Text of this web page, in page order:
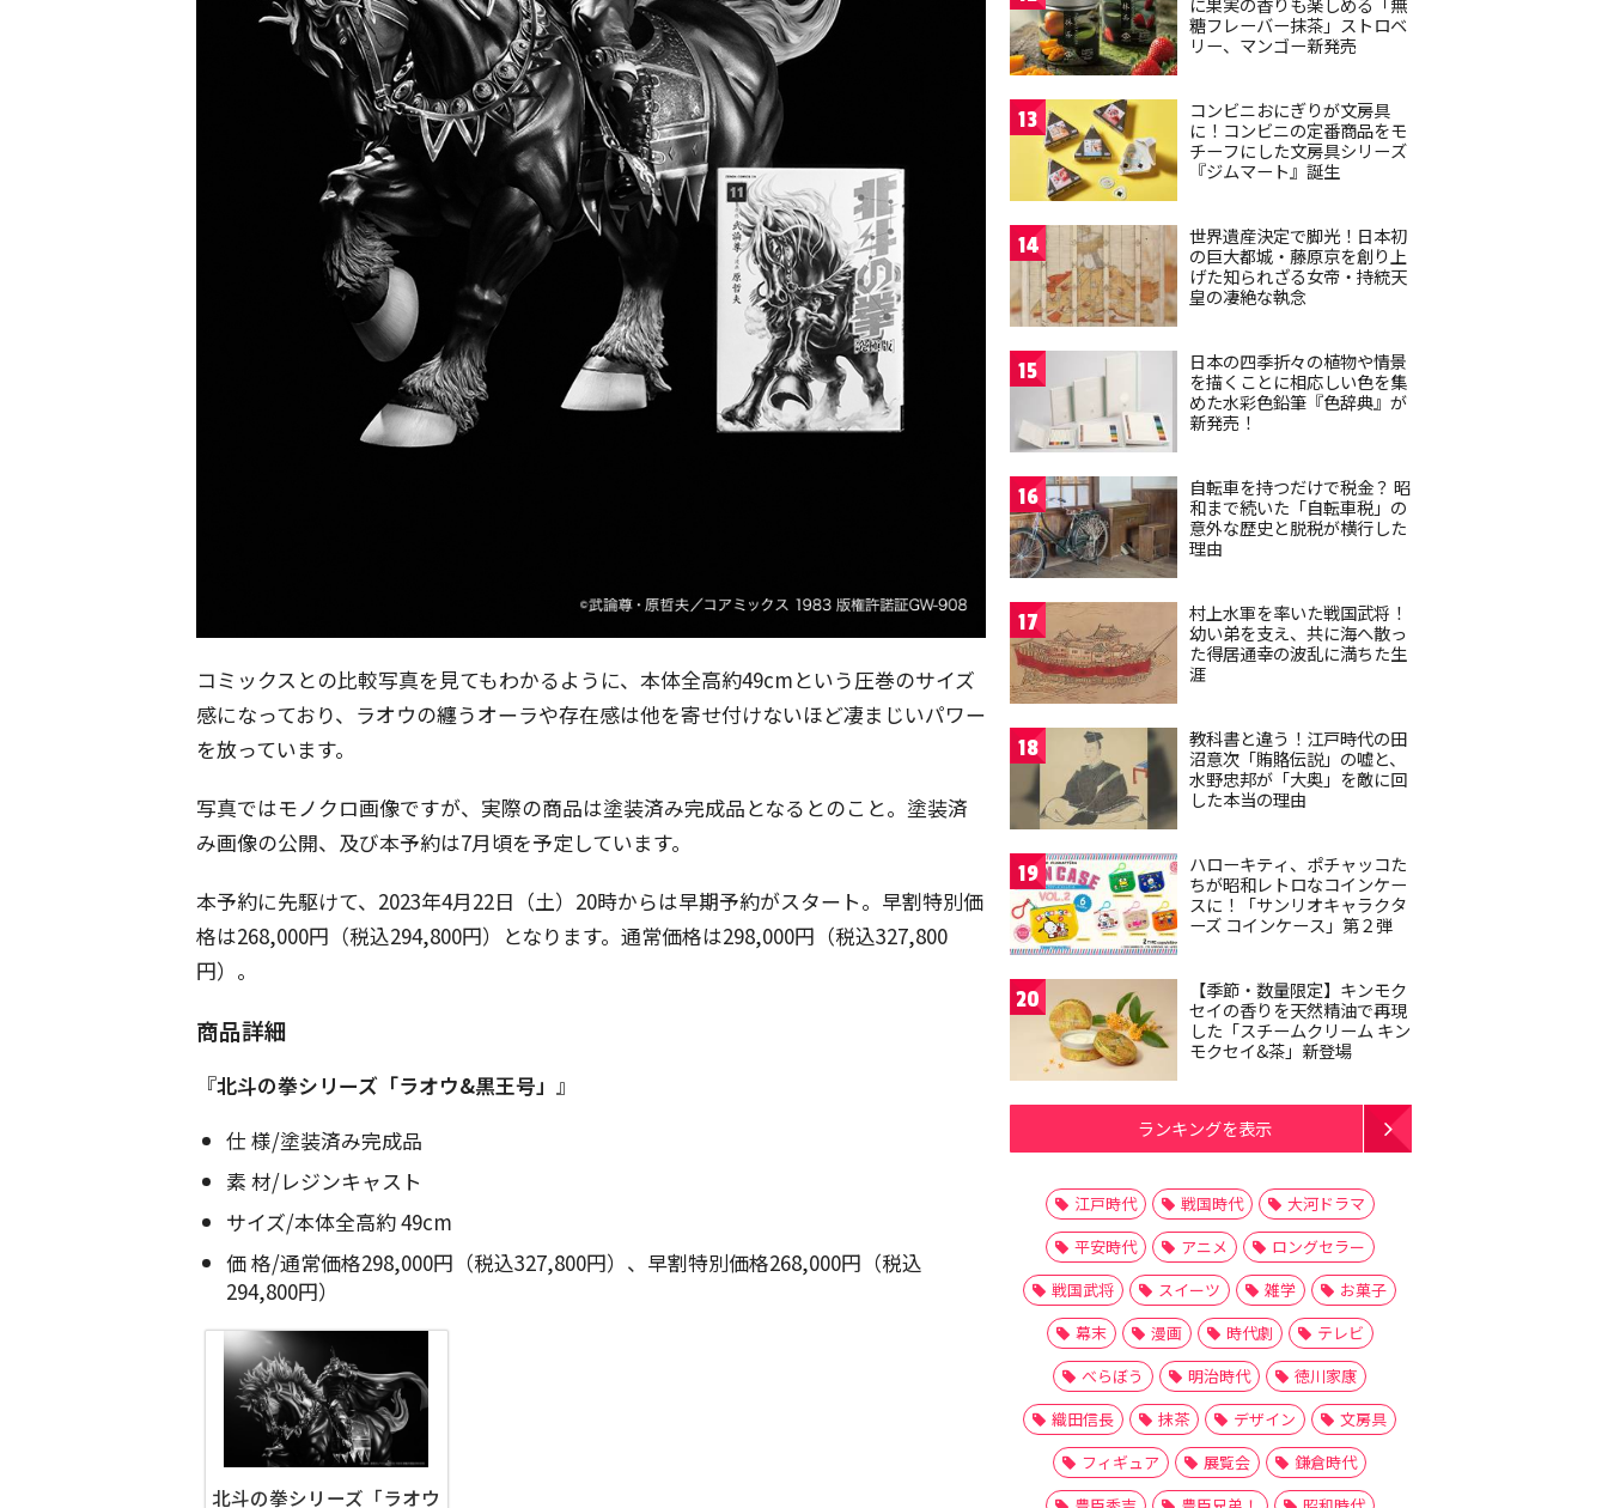
コミックスとの比較写真を見てもわかるように、本体全高約49cmという圧巻のサイズ
感になっており、ラオウの纏うオーラや存在感は他を寄せ付けないほど凄まじいパワー
を放っています。
写真ではモノクロ画像ですが、実際の商品は塗装済み完成品となるとのこと。塗装済
み画像の公開、及び本予約は7月頃を予定しています。
本予約に先駆けて、2023年4月22日（土）20時からは早期予約がスタート。早割特別価
格は268,000円（税込294,800円）となります。通常価格は298,000円（税込327,800
円）。
商品詳細
『北斗の拳シリーズ「ラオウ&黒王号」 』
仕 様/塗装済み完成品
素 材/レジンキャスト
サイズ/本体全高約 49cm
価 格/通常価格298,000円（税込327,800円）、早割特別価格268,000円（税込
294,800円）
北斗の拳シリーズ「ラオウ
糖フレーバー抹茶」ストロベ
リー、マンゴー新発売
13
コンビニおにぎりが文房具
に！コンビニの定番商品をモ
チーフにした文房具シリーズ
『ジムマート』誕生
14
世界遺産決定で脚光！日本初
の巨大都城・藤原京を創り上
げた知られざる女帝・持統天
皇の凄絶な執念
15
日本の四季折々の植物や情景
を描くことに相応しい色を集
めた水彩色鉛筆『色辞典』が
新発売！
16
自転車を持つだけで税金？ 昭
和まで続いた「自転車税」の
意外な歴史と脱税が横行した
理由
17
村上水軍を率いた戦国武将！
幼い弟を支え、共に海へ散っ
た得居通幸の波乱に満ちた生
涯
18
教科書と違う！江戸時代の田
沼意次「賄賂伝説」の嘘と、
水野忠邦が「大奥」を敵に回
した本当の理由
19
ハローキティ、ポチャッコた
ちが昭和レトロなコインケー
スに！「サンリオキャラクタ
ーズ コインケース」第２弾
20
【季節・数量限定】キンモク
セイの香りを天然精油で再現
した「スチームクリーム キン
モクセイ&茶」新登場
ランキングを表示
江戸時代 戦国時代
大河ドラマ
平安時代
アニメ
ロングセラー
戦国武将
スイーツ 雑学
お菓子
幕末
漫画 時代劇
テレビ
べらぼう
明治時代
徳川家康
織田信長
抹茶 デザイン
文房具
フィギュア
展覧会
鎌倉時代